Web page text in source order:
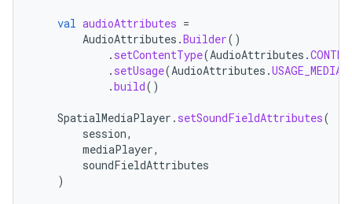
val audioAttributes =
AudioAttributes .Builder()
. setContentType(AudioAttributes .
. setUsage(AudioAttributes .USAGE_MEDIA
.build()
SpatialMediaPlayer . setSoundFieldAttributes(
session,
mediaPlayer,
soundFieldAttributes
)